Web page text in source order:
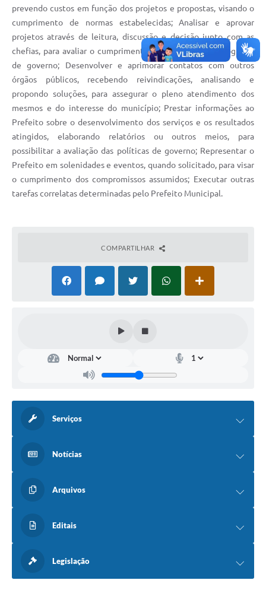
prevendo custos em função dos projetos e propostas, visando o
cumprimento de normas estabelecidas; Analisar e aprovar
projetos através de leitura, discussão e decisão junto com as
chefias, para avaliar o cumprimento das diretrizes do programa
de governo; Desenvolver e aprimorar contatos com outros
órgãos públicos, recebendo reivindicações, analisando e
propondo soluções, para assegurar o pleno atendimento dos
mesmos e do interesse do município; Prestar informações ao
Prefeito sobre o desenvolvimento dos serviços e os resultados
atingidos, elaborando relatórios ou outros meios, para
possibilitar a avaliação das políticas de governo; Representar o
Prefeito em solenidades e eventos, quando solicitado, para visar
o cumprimento dos compromissos assumidos; Executar outras
tarefas correlatas determinadas pelo Prefeito Municipal.
COMPARTILHAR
Serviços
Notícias
Arquivos
Editais
Legislação